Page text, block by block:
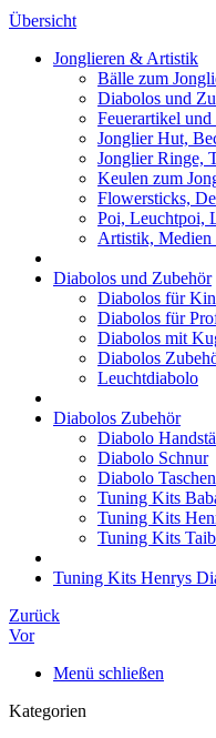
Übersicht
Jonglieren & Artistik
Bälle zum
Diabolos und
Feuerartikel
Jonglier Hut,
Jonglier Ringe,
Keulen zum
Flowersticks,
Poi, Leuchtpoi,
Artistik,
Diabolos und Zubehör
Diabolos für
Diabolos für
Diabolos mit
Diabolos
Leuchtdiabolo
Diabolos Zubehör
Diabolo
Diabolo Schnur
Diabolo Taschen
Tuning Kits
Tuning Kits
Tuning Kits
Tuning Kits Henrys
Zurück
Vor
Menü schließen
Kategorien